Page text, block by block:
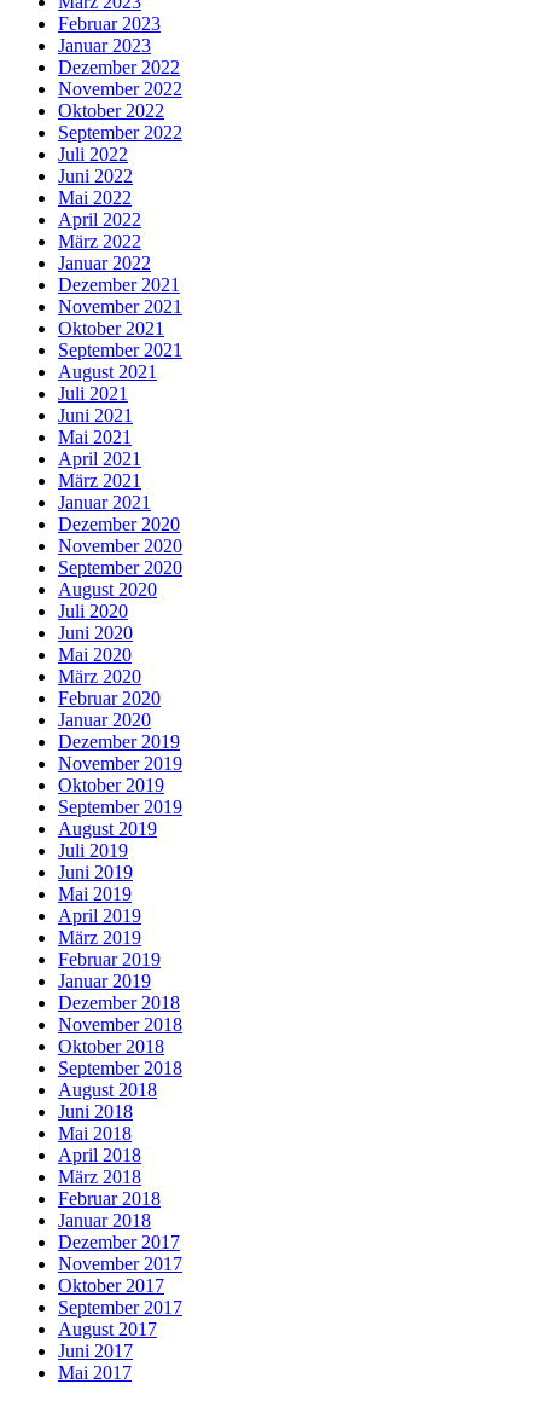
Februar 2023
Januar 2023
Dezember 2022
November 2022
Oktober 2022
September 2022
Juli 2022
Juni 2022
Mai 2022
April 2022
März 2022
Januar 2022
Dezember 2021
November 2021
Oktober 2021
September 2021
August 2021
Juli 2021
Juni 2021
Mai 2021
April 2021
März 2021
Januar 2021
Dezember 2020
November 2020
September 2020
August 2020
Juli 2020
Juni 2020
Mai 2020
März 2020
Februar 2020
Januar 2020
Dezember 2019
November 2019
Oktober 2019
September 2019
August 2019
Juli 2019
Juni 2019
Mai 2019
April 2019
März 2019
Februar 2019
Januar 2019
Dezember 2018
November 2018
Oktober 2018
September 2018
August 2018
Juni 2018
Mai 2018
April 2018
März 2018
Februar 2018
Januar 2018
Dezember 2017
November 2017
Oktober 2017
September 2017
August 2017
Juni 2017
Mai 2017